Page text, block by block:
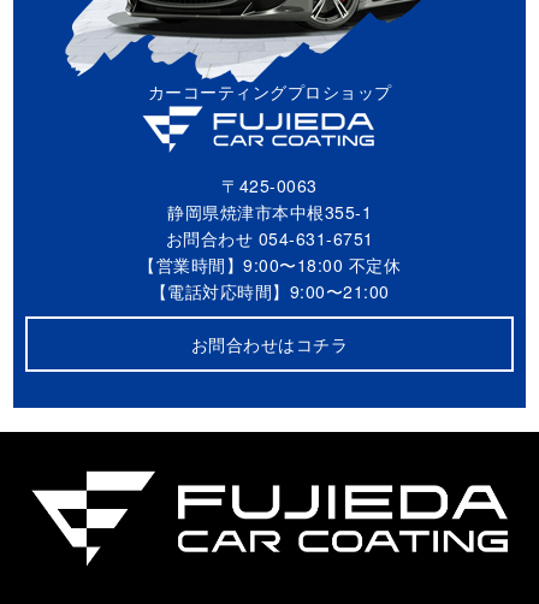
カーコーティングプロショップ
〒425-0063
静岡県焼津市本中根355-1
お問合わせ 054-631-6751
【営業時間】9:00〜18:00 不定休
【電話対応時間】9:00〜21:00
お問合わせはコチラ